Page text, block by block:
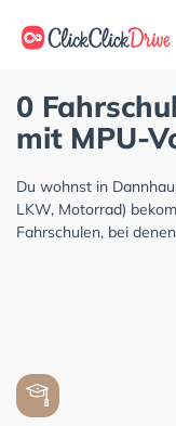
0
mit MPU-
Du wohnst in
LKW, Motorrad)
Fahrschulen, bei